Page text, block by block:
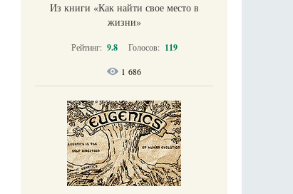
Из книги «Как найти свое место в
жизни​»
Рейтинг: 9.8 Голосов: 119
1 686